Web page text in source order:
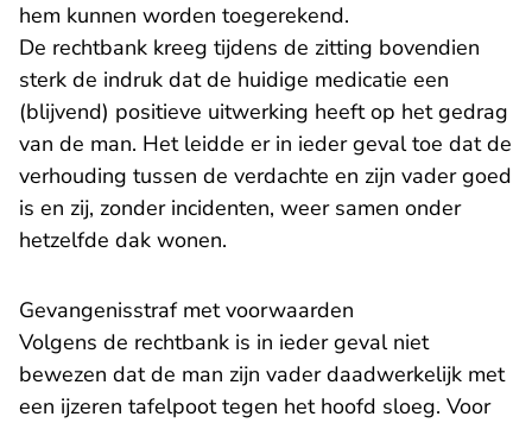
hem kunnen worden toegerekend.
De rechtbank kreeg tijdens de zitting bovendien
sterk de indruk dat de huidige medicatie een
(blijvend) positieve uitwerking heeft op het gedrag
van de man. Het leidde er in ieder geval toe dat de
verhouding tussen de verdachte en zijn vader goed
is en zij, zonder incidenten, weer samen onder
hetzelfde dak wonen.
Gevangenisstraf met voorwaarden
Volgens de rechtbank is in ieder geval niet
bewezen dat de man zijn vader daadwerkelijk met
een ijzeren tafelpoot tegen het hoofd sloeg. Voor